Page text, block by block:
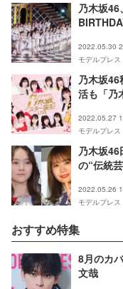
乃木坂
2022.05.30
モデルプレス
乃木坂46
活も「乃
2022.05.27
モデルプレス
乃木坂46
の“伝統
2022.05.26
モデルプレス
おすすめ特集
8月のカ
文哉